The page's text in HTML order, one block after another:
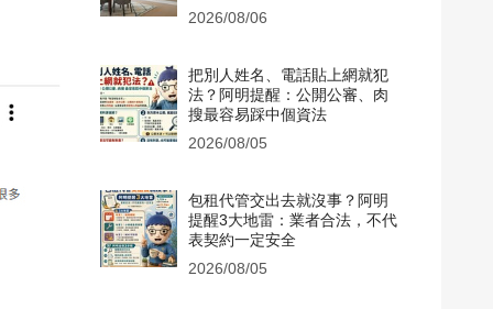
2026/08/06
把別人姓名、電話貼上網就犯
法？阿明提醒：公開公審、肉
搜最容易踩中個資法
2026/08/05
包租代管交出去就沒事？阿明
提醒3大地雷：業者合法，不代
表契約一定安全
2026/08/05